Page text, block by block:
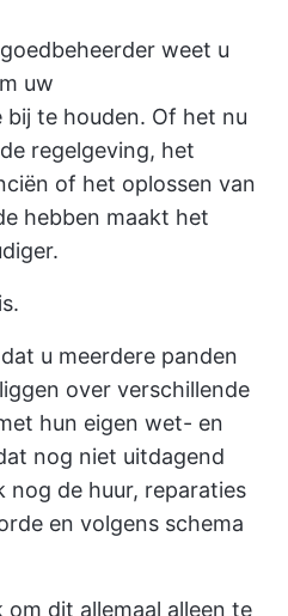
weet u
uw
te houden. Of het nu
regelgeving, het
of het oplossen van
hebben maakt het
u meerdere panden
over verschillende
hun eigen wet- en
nog niet uitdagend
nog de huur, reparaties
en volgens schema
dit allemaal alleen te